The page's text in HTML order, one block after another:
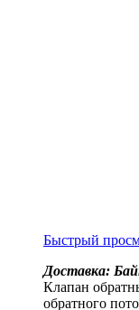
Быстрый
Доставка:
Клапан
обратного